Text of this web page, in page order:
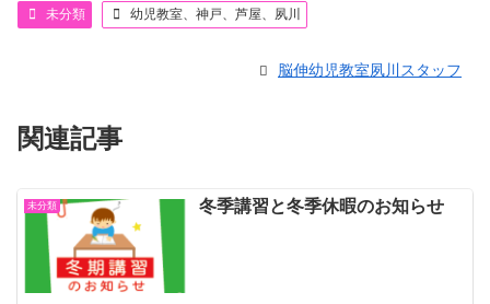
未分類 幼児教室、神戸、芦屋、夙川
脳伸幼児教室夙川スタッフ
関連記事
未分類 冬季講習と冬季休暇のお知らせ